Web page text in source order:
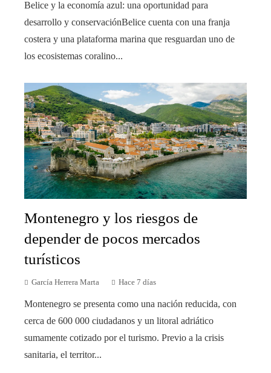
Belice y la economía azul: una oportunidad para
desarrollo y conservaciónBelice cuenta con una franja
costera y una plataforma marina que resguardan uno de
los ecosistemas coralino...
Montenegro y los riesgos de
depender de pocos mercados
turísticos
García Herrera Marta Hace 7 días
Montenegro se presenta como una nación reducida, con
cerca de 600 000 ciudadanos y un litoral adriático
sumamente cotizado por el turismo. Previo a la crisis
sanitaria, el territor...